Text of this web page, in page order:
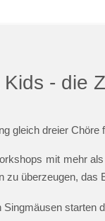
- die
gleich dreier
mit mehr
zu überzeugen, das
Singmäusen starten